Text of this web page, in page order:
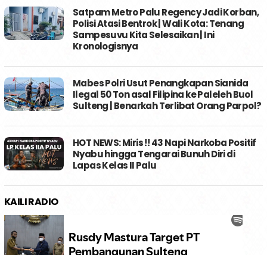
Satpam Metro Palu Regency Jadi Korban,
Polisi Atasi Bentrok | Wali Kota: Tenang
Sampesuvu Kita Selesaikan | Ini
Kronologisnya
Mabes Polri Usut Penangkapan Sianida
Ilegal 50 Ton asal Filipina ke Paleleh Buol
Sulteng | Benarkah Terlibat Orang Parpol?
HOT NEWS: Miris !! 43 Napi Narkoba Positif
Nyabu hingga Tengarai Bunuh Diri di
Lapas Kelas II Palu
KAILI RADIO